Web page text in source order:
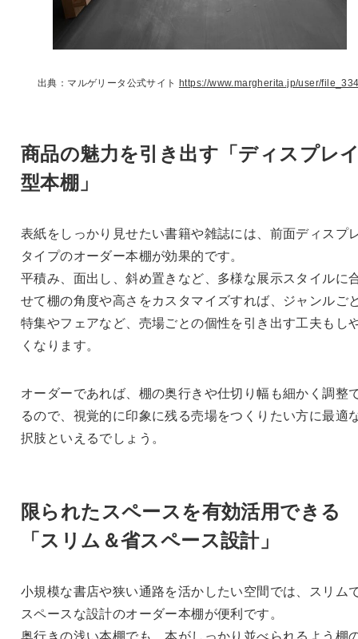
出典：マルゲリータ公式サイト https://www.margherita.jp/user/
商品の魅力を引き出す「ディスプレ
型本棚」
表紙をしっかり見せたい書籍や雑誌には、前面ディスプ
タイプのオーダー本棚が効果的です。
平積み、面出し、斜め置きなど、多様な展示スタイルに
せて棚の角度や高さをカスタマイズすれば、ジャンルご
特集やフェアなど、売場ごとの個性を引き出す工夫もし
くなります。
オーダーであれば、棚の奥行きや仕切り幅も細かく調整
るので、視覚的に印象に残る売場をつくりたい方に最適
択肢といえるでしょう。
限られたスペースを有効活用できる
「スリム＆省スペース設計」
小規模な書店や狭い通路を活かしたい空間では、スリム
スペースな設計のオーダー本棚が便利です。
奥行きの浅い本棚でも、本がしっかり並べられるよう棚